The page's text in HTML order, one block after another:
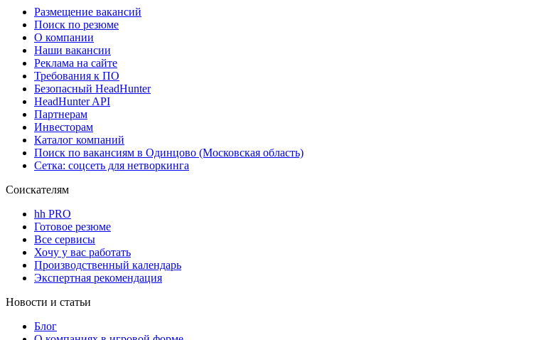
Размещение вакансий
Поиск по резюме
О компании
Наши вакансии
Реклама на сайте
Требования к ПО
Безопасный HeadHunter
HeadHunter API
Партнерам
Инвесторам
Каталог компаний
Поиск по вакансиям в Одинцово (Московская область)
Сетка: соцсеть для нетворкинга
Соискателям
hh PRO
Готовое резюме
Все сервисы
Хочу у вас работать
Производственный календарь
Экспертная рекомендация
Новости и статьи
Блог